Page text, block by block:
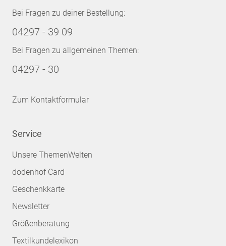
Bei Fragen zu deiner Bestellung:
04297 - 39 09
Bei Fragen zu allgemeinen Themen:
04297 - 30
Zum Kontaktformular
Service
Unsere ThemenWelten
dodenhof Card
Geschenkkarte
Newsletter
Größenberatung
Textilkundelexikon